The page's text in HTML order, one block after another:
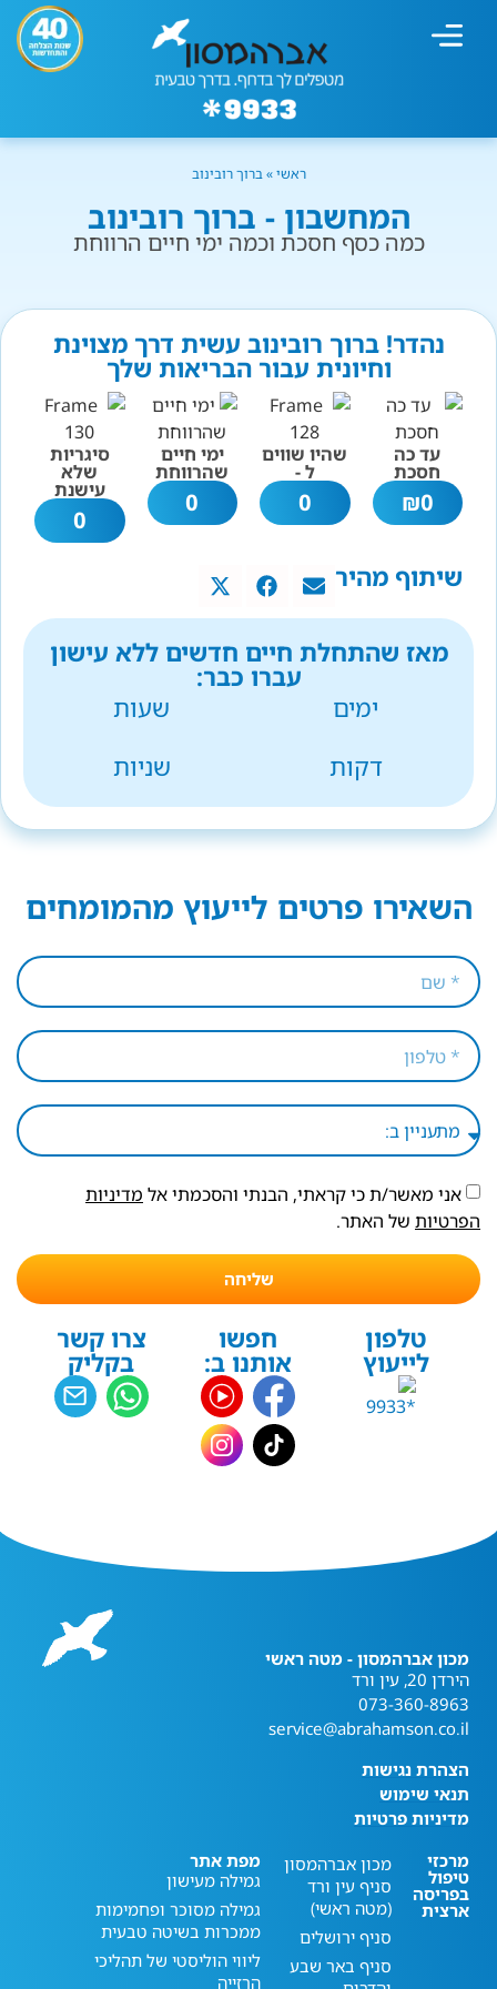
ראשי»ברוך רובינוב
המחשבון - ברוך רובינוב
כמה כסף חסכת וכמה ימי חיים הרווחת
נהדר! ברוך רובינוב עשית דרך מצוינת
וחיונית עבור הבריאות שלך
עד כה
חסכת
0
₪
שהיו שווים
ל -
0
ימי חיים
שהרווחת
0
סיגריות
שלא
עישנת
0
שיתוף מהיר
מאז שהתחלת חיים חדשים ללא עישון
עברו כבר:
ימים
שעות
דקות
שניות
השאירו פרטים לייעוץ מהמומחים
אני מאשר/ת כי קראתי, הבנתי והסכמתי אל מדיניות
הפרטיות של האתר.
שליחה
טלפון
לייעוץ
חפשו
אותנו ב:
צרו קשר
בקליק
מכון אברהמסון - מטה ראשי
הירדן 20, עין ורד
073-360-8963
service@abrahamson.co.il
הצהרת נגישות
תנאי שימוש
מדיניות פרטיות
מרכזי
טיפול
בפריסה
ארצית
מכון אברהמסון
סניף עין ורד
(מטה ראשי)
סניף ירושלים
סניף באר שבע
מפת אתר
גמילה מעישון
גמילה מסוכר ופחמימות
ממכרות בשיטה טבעית
ליווי הוליסטי של תהליכי
הרזייה